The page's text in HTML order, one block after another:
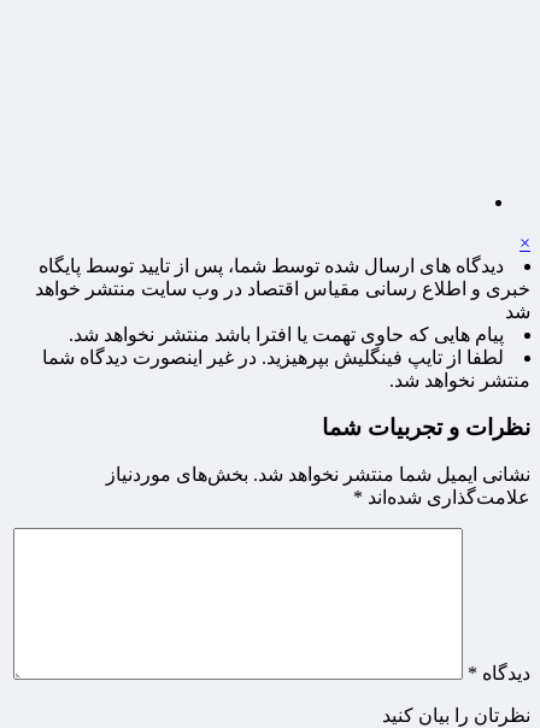
×
دیدگاه های ارسال شده توسط شما، پس از تایید توسط پایگاه
خبری و اطلاع رسانی مقیاس اقتصاد در وب سایت منتشر خواهد
شد
پیام هایی که حاوی تهمت یا افترا باشد منتشر نخواهد شد.
لطفا از تایپ فینگلیش بپرهیزید. در غیر اینصورت دیدگاه شما
منتشر نخواهد شد.
نظرات و تجربیات شما
نشانی ایمیل شما منتشر نخواهد شد. بخش‌های موردنیاز
علامت‌گذاری شده‌اند *
دیدگاه *
نظرتان را بیان کنید